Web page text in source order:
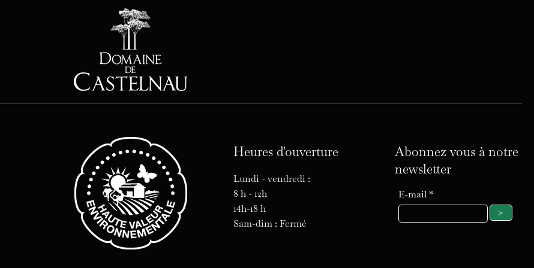
Heures d'ouverture
Lundi - vendredi :
8 h - 12h
14h-18 h
​​Sam-dim : Fermé
Abonnez vous à notre
newsletter
E-mail
>